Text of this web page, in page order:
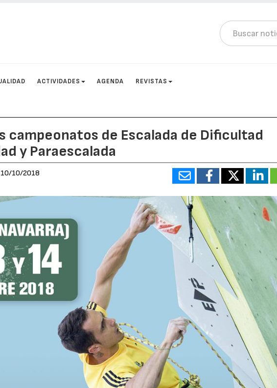
ACTIVIDADES AGENDA REVISTAS
campeonatos de Escalada de Dificultad
y Paraescalada
10/10/2018